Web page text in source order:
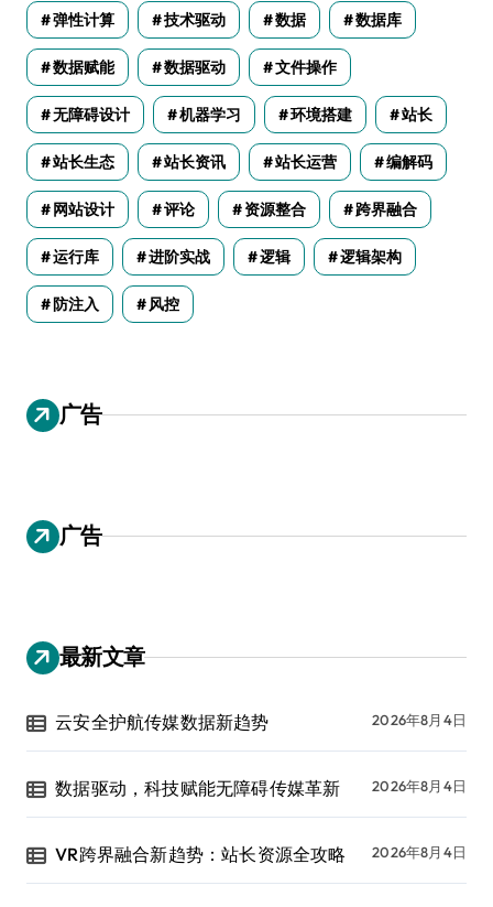
弹性计算 技术驱动 数据 数据库
数据赋能 数据驱动 文件操作
无障碍设计 机器学习 环境搭建 站长
站长生态 站长资讯 站长运营 编解码
网站设计 评论 资源整合 跨界融合
运行库 进阶实战 逻辑 逻辑架构
防注入 风控
广告
广告
最新文章
云安全护航传媒数据新趋势 2026年8月4日
数据驱动，科技赋能无障碍传媒革新 2026年8月4日
VR跨界融合新趋势：站长资源全攻略 2026年8月4日